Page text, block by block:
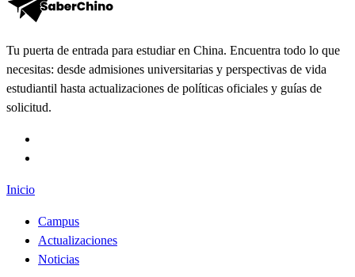
Tu puerta de entrada para estudiar en China. Encuentra todo lo que
necesitas: desde admisiones universitarias y perspectivas de vida
estudiantil hasta actualizaciones de políticas oficiales y guías de
solicitud.
Inicio
Campus
Actualizaciones
Noticias